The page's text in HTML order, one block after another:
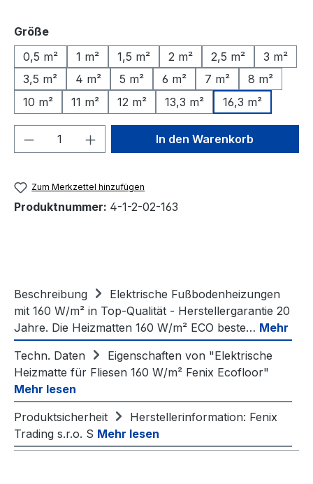
Größeauswählen
0,5 m²
1 m² 1,5 m² 2 m² 2,5 m²
3 m²
3,5 m²
4 m² 5 m² 6 m² 7 m²
8 m²
10 m²
11 m² 12 m² 13,3 m² 16,3 m²
Produkt Anzahl: Gib denIn den Warenkorb
Zum Merkzettel hinzufügen
Produktnummer: 4-1-2-02-163
Beschreibung
Elektrische Fußbodenheizungen
mit 160 W/m² in Top-Qualität - Herstellergarantie 20
Jahre. Die Heizmatten 160 W/m² ECO beste… Mehr
Techn. Daten
Eigenschaften von "Elektrische
Heizmatte für Fliesen 160 W/m² Fenix Ecofloor"
Mehr lesen
Produktsicherheit
Herstellerinformation: Fenix
Trading s.r.o. S Mehr lesen